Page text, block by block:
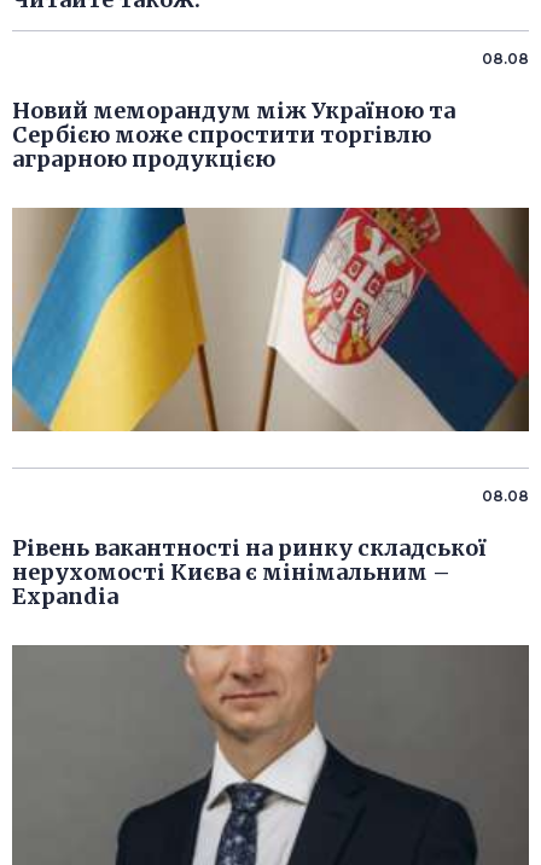
08.08
Новий меморандум між Україною та
Сербією може спростити торгівлю
аграрною продукцією
08.08
Рівень вакантності на ринку складської
нерухомості Києва є мінімальним –
Expandia